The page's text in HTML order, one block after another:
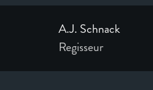
A.J. Schnack
Regisseur